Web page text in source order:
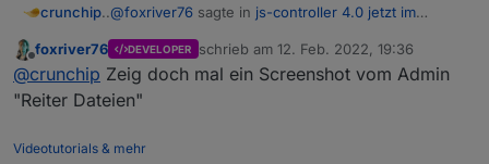
crunchip..@foxriver76 sagte in js-controller 4.0 jetzt im
hast du ihn selbst erstellt?
foxriver76 DEVELOPER schrieb am 12. Feb. 2022, 19:36
zuletzt editiert von
@crunchip Zeig doch mal ein Screenshot vom Admin
"Reiter Dateien"
Videotutorials & mehr